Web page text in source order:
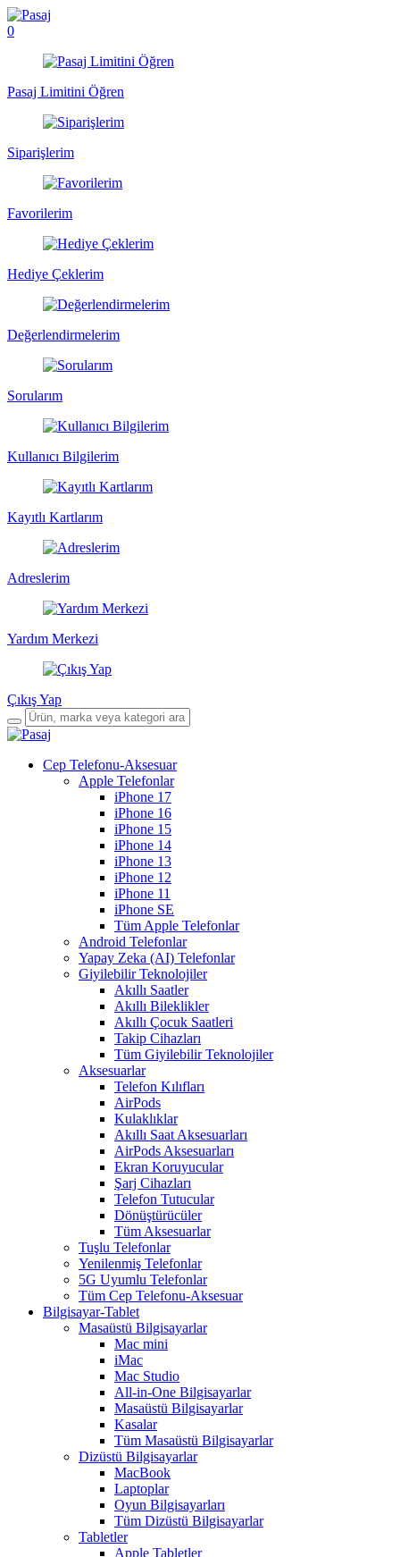
0
Pasaj Limitini Öğren
Siparişlerim
Favorilerim
Hediye Çeklerim
Değerlendirmelerim
Sorularım
Kullanıcı Bilgilerim
Kayıtlı Kartlarım
Adreslerim
Yardım Merkezi
Çıkış Yap
Cep Telefonu-Aksesuar
Apple Telefonlar
iPhone 17
iPhone 16
iPhone 15
iPhone 14
iPhone 13
iPhone 12
iPhone 11
iPhone SE
Tüm Apple Telefonlar
Android Telefonlar
Yapay Zeka (AI) Telefonlar
Giyilebilir Teknolojiler
Akıllı Saatler
Akıllı Bileklikler
Akıllı Çocuk Saatleri
Takip Cihazları
Tüm Giyilebilir Teknolojiler
Aksesuarlar
Telefon Kılıfları
AirPods
Kulaklıklar
Akıllı Saat Aksesuarları
AirPods Aksesuarları
Ekran Koruyucular
Şarj Cihazları
Telefon Tutucular
Dönüştürücüler
Tüm Aksesuarlar
Tuşlu Telefonlar
Yenilenmiş Telefonlar
5G Uyumlu Telefonlar
Tüm Cep Telefonu-Aksesuar
Bilgisayar-Tablet
Masaüstü Bilgisayarlar
Mac mini
iMac
Mac Studio
All-in-One Bilgisayarlar
Masaüstü Bilgisayarlar
Kasalar
Tüm Masaüstü Bilgisayarlar
Dizüstü Bilgisayarlar
MacBook
Laptoplar
Oyun Bilgisayarları
Tüm Dizüstü Bilgisayarlar
Tabletler
Apple Tabletler